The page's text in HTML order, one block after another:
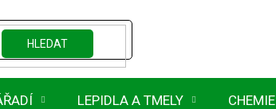
HLEDAT
LEPIDLA A TMELY CHEMIE